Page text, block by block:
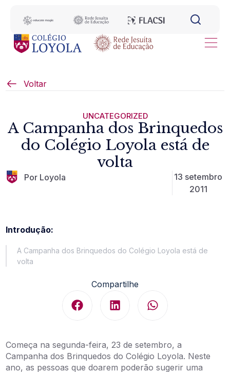
Voltar
UNCATEGORIZED
A Campanha dos Brinquedos
do Colégio Loyola está de
volta
Por Loyola
13 setembro
2011
Introdução:
A Campanha dos Brinquedos do Colégio Loyola está de
volta
Compartilhe
Começa na segunda-feira, 23 de setembro, a
Campanha dos Brinquedos do Colégio Loyola. Neste
ano, as pessoas que doarem poderão sugerir uma